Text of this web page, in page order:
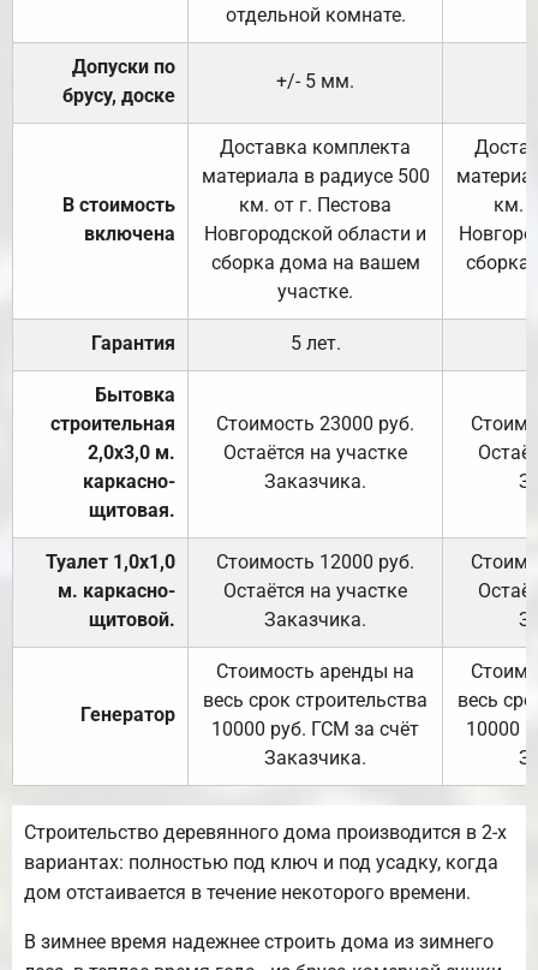
отдельной комнате.
Допуски по
брусу, доске
+/- 5 мм.
В стоимость
включена
Доставка комплекта
материала в радиусе 500
км. от г. Пестова
Новгородской области и
сборка дома на вашем
участке.
км.
Гарантия 5 лет.
Бытовка
строительная
2,0х3,0 м.
каркасно-
щитовая.
Стоимость 23000 руб.
Остаётся на участке
Заказчика.
Туалет 1,0х1,0
м. каркасно-
щитовой.
Стоимость 12000 руб.
Остаётся на участке
Заказчика.
Генератор
Стоимость аренды на
весь срок строительства
10000 руб. ГСМ за счёт
Заказчика.
весь
10000
Строительство деревянного дома производится в 2-х
вариантах: полностью под ключ и под усадку, когда
дом отстаивается в течение некоторого времени.
В зимнее время надежнее строить дома из зимнего